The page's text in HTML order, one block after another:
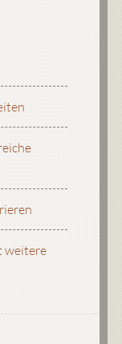
weitere